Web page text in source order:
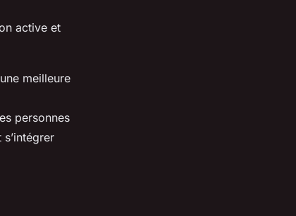
active et
meilleure
personnes